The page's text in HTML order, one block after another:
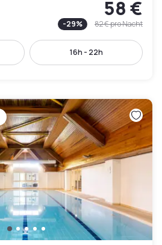
58 €
-29% 82 €pro Nacht
16h - 22h